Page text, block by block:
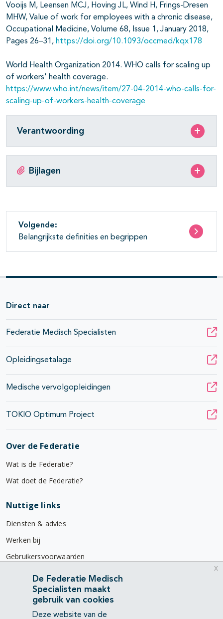
Vooijs M, Leensen MCJ, Hoving JL, Wind H, Frings-Dresen
MHW, Value of work for employees with a chronic disease,
Occupational Medicine, Volume 68, Issue 1, January 2018,
Pages 26–31, https://doi.org/10.1093/occmed/kqx178
World Health Organization 2014. WHO calls for scaling up
of workers' health coverage.
https://www.who.int/news/item/27-04-2014-who-calls-for-
scaling-up-of-workers-health-coverage
Verantwoording
Bijlagen
Volgende:
Belangrijkste definities en begrippen
Direct naar
Federatie Medisch Specialisten
Opleidingsetalage
Medische vervolgopleidingen
TOKIO Optimum Project
Over de Federatie
Wat is de Federatie?
Wat doet de Federatie?
Nuttige links
Diensten & advies
Werken bij
Gebruikersvoorwaarden
Privacyverklaring
Contact
Mercatorlaan 1200
De Federatie Medisch
Specialisten maakt
gebruik van cookies
Deze website van de
x